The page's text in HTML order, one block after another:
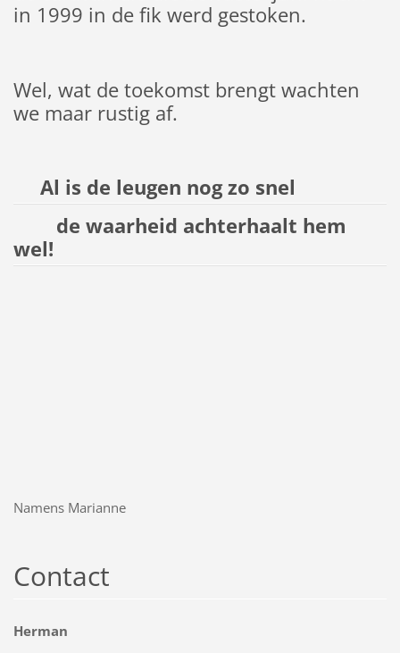
in 1999 in de fik werd gestoken.
Wel, wat de toekomst brengt wachten
we maar rustig af.
Al is de leugen nog zo snel
de waarheid achterhaalt hem
wel!
Namens Marianne
Contact
Herman